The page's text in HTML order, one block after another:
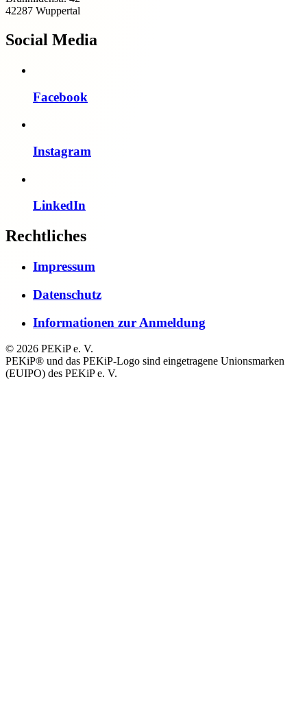
42287 Wuppertal
Social Media
Facebook
Instagram
LinkedIn
Rechtliches
Impressum
Datenschutz
Informationen zur Anmeldung
© 2026 PEKiP e. V.
PEKiP® und das PEKiP-Logo sind eingetragene Unionsmarken
(EUIPO) des PEKiP e. V.